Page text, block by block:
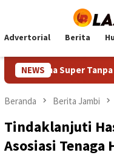
konten
Advertorial Berita
NEWS
Super Tanpa Menguras
Beranda Berita Jambi
Tindaklanjuti
Asosiasi Tenaga